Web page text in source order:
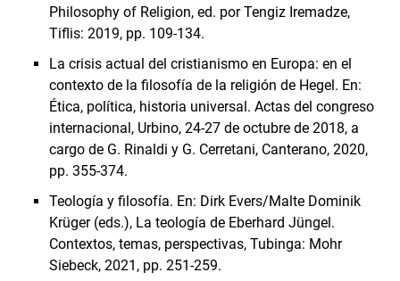
Philosophy of Religion, ed. por Tengiz Iremadze,
Tiflis: 2019, pp. 109-134.
La crisis actual del cristianismo en Europa: en el
contexto de la filosofía de la religión de Hegel. En:
Ética, política, historia universal. Actas del congreso
internacional, Urbino, 24-27 de octubre de 2018, a
cargo de G. Rinaldi y G. Cerretani, Canterano, 2020,
pp. 355-374.
Teología y filosofía. En: Dirk Evers/Malte Dominik
Krüger (eds.), La teología de Eberhard Jüngel.
Contextos, temas, perspectivas, Tubinga: Mohr
Siebeck, 2021, pp. 251-259.